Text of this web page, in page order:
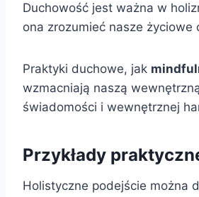
Duchowość jest ważna w
ona zrozumieć nasze życiowe
Praktyki duchowe, jak
wzmacniają naszą
świadomości i wewnętrznej
Przykłady
Holistyczne podejście można